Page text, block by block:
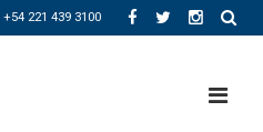
+54 221 439 3100